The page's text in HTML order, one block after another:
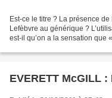
Est-ce le titre ? La présence
Lefèbvre au générique ?
est-il qu’on a la sensation que
EVERETT McGILL